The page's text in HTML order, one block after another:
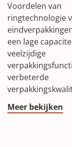
Voordelen van
ringtechnologie
een lage
veelzijdige
verbeterde
Meer bekijken